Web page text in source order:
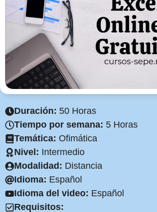
Duración: 50 Horas
Tiempo por semana: 5 Horas
Temática: Ofimática
Nivel: Intermedio
Modalidad: Distancia
Idioma: Español
Idioma del video: Español
Requisitos: